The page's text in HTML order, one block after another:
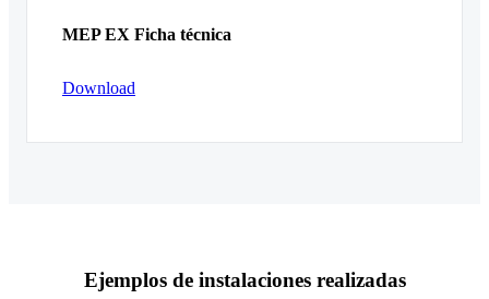
MEP EX Ficha técnica
Download
Ejemplos de instalaciones realizadas